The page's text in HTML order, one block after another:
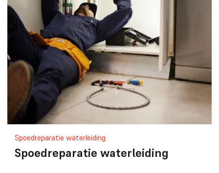
Spoedreparatie waterleiding
Spoedreparatie waterleiding